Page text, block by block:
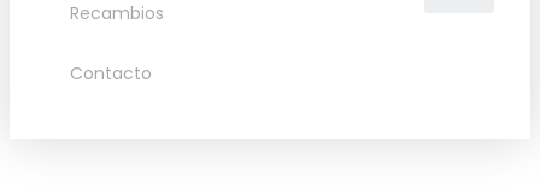
Recambios
Contacto